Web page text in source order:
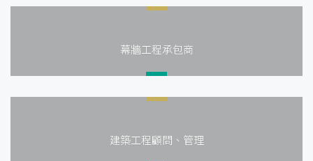
幕牆工程承包商
建築工程顧問、管理